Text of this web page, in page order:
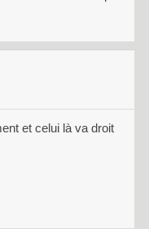
et celui là va droit